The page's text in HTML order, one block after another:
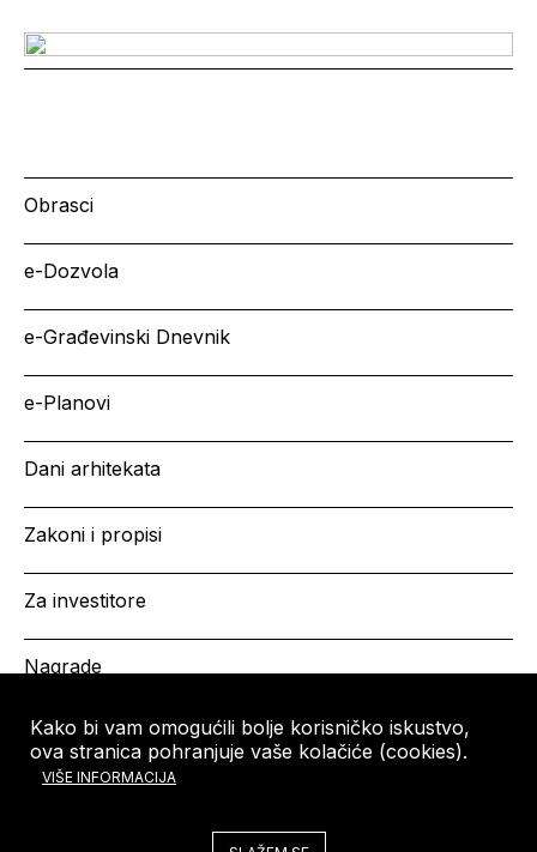
Kako bi vam omogućili bolje korisničko iskustvo,
ova stranica pohranjuje vaše kolačiće (cookies).
VIŠE INFORMACIJA
Obrasci
e-Dozvola
e-Građevinski Dnevnik
e-Planovi
Dani arhitekata
Zakoni i propisi
Za investitore
Nagrade
HRVATSKA KOMORA
ARHITEKATA
Copyright © HKA 2026